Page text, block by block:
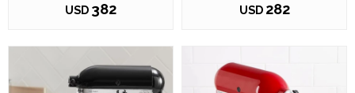
USD 382 USD 282